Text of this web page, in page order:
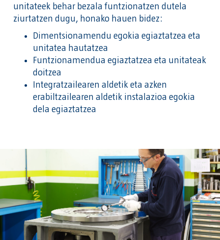
unitateek behar bezala funtzionatzen dutela
ziurtatzen dugu, honako hauen bidez:
Dimentsionamendu egokia egiaztatzea eta
unitatea hautatzea
Funtzionamendua egiaztatzea eta unitateak
doitzea
Integratzailearen aldetik eta azken
erabiltzailearen aldetik instalazioa egokia
dela egiaztatzea